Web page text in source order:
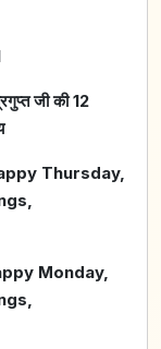
जी की 12
Thursday,
Monday,